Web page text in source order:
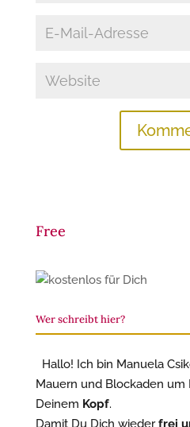
Free
Wer schreibt hier?
Hallo! Ich bin Manuela
Mauern und Blockaden um
Deinem Kopf.
Damit Du Dich wiederfrei